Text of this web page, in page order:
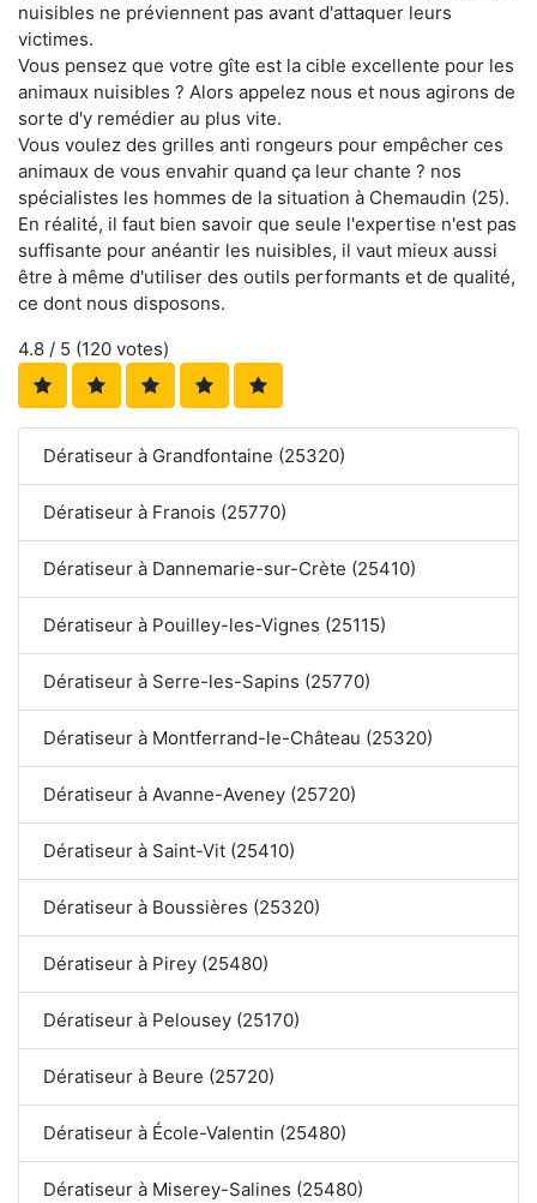
nuisibles ne préviennent pas avant d'attaquer leurs
victimes.
Vous pensez que votre gîte est la cible excellente pour les
animaux nuisibles ? Alors appelez nous et nous agirons de
sorte d'y remédier au plus vite.
Vous voulez des grilles anti rongeurs pour empêcher ces
animaux de vous envahir quand ça leur chante ? nos
spécialistes les hommes de la situation à Chemaudin (25).
En réalité, il faut bien savoir que seule l'expertise n'est pas
suffisante pour anéantir les nuisibles, il vaut mieux aussi
être à même d'utiliser des outils performants et de qualité,
ce dont nous disposons.
4.8 / 5 (120 votes)
Dératiseur à Grandfontaine (25320)
Dératiseur à Franois (25770)
Dératiseur à Dannemarie-sur-Crète (25410)
Dératiseur à Pouilley-les-Vignes (25115)
Dératiseur à Serre-les-Sapins (25770)
Dératiseur à Montferrand-le-Château (25320)
Dératiseur à Avanne-Aveney (25720)
Dératiseur à Saint-Vit (25410)
Dératiseur à Boussières (25320)
Dératiseur à Pirey (25480)
Dératiseur à Pelousey (25170)
Dératiseur à Beure (25720)
Dératiseur à École-Valentin (25480)
Dératiseur à Miserey-Salines (25480)